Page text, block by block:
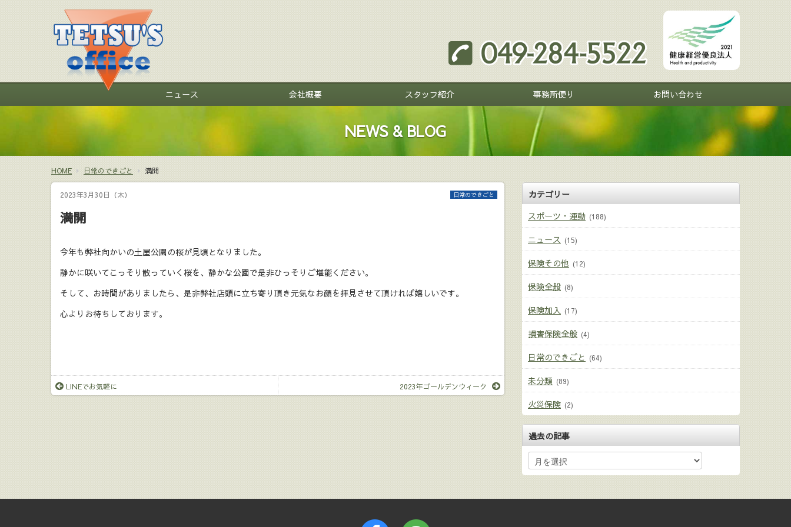
ニュース 会社概要 スタッフ紹介 事務所便り お問い合わせ
NEWS & BLOG
HOME 日常のできごと 満開
2023年3月30日（木） 日常のできごと
満開
今年も弊社向かいの土屋公園の桜が見頃となりました。
静かに咲いてこっそり散っていく桜を、静かな公園で是非ひっそりご堪能ください。
そして、お時間がありましたら、是非弊社店頭に立ち寄り頂き元気なお顔を拝見させて頂ければ嬉しいです。
心よりお待ちしております。
LINEでお気軽に 2023年ゴールデンウィーク
カテゴリー
スポーツ・運動 (188)
ニュース (15)
保険その他 (12)
保険全般 (8)
保険加入 (17)
損害保険全般 (4)
日常のできごと (64)
未分類 (89)
火災保険 (2)
過去の記事